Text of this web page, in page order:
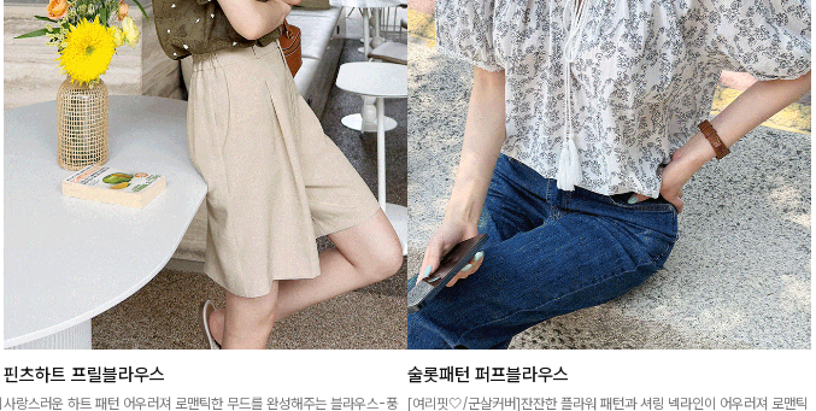
핀츠하트 프릴블라우스
사랑스러운 하트 패턴 어우러져 로맨틱한 무드를 완성해주는 블라우스-풍
술롯패턴 퍼프블라우스
[여리핏🤍/군살커버]잔잔한 플라워 패턴과 셔링 넥라인이 어우러져 로맨틱